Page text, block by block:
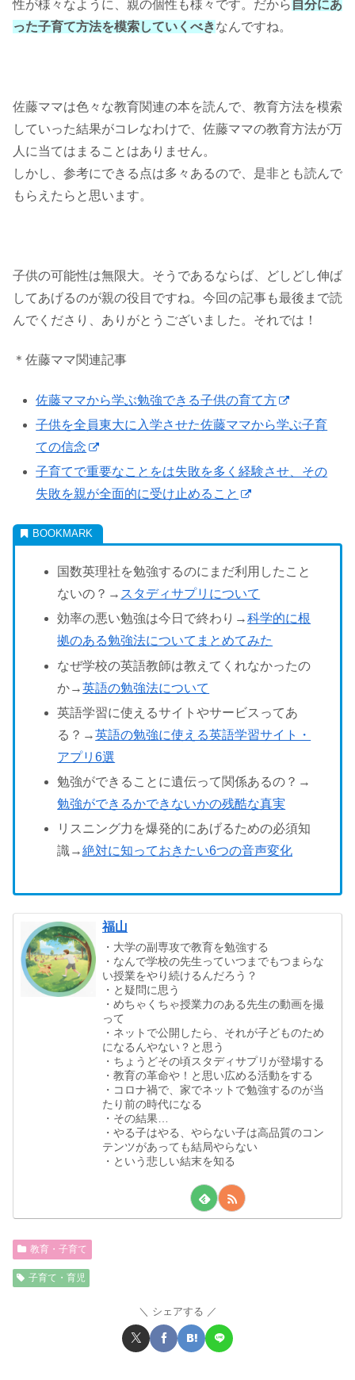
性が様々なように、親の個性も様々です。だから 自分にあ
った子育て方法を模索していくべきなんですね。
佐藤ママは色々な教育関連の本を読んで、教育方法を模索
していった結果がコレなわけで、佐藤ママの教育方法が万
人に当てはまることはありません。
しかし、参考にできる点は多々あるので、是非とも読んで
もらえたらと思います。
子供の可能性は無限大。そうであるならば、どしどし伸ば
してあげるのが親の役目ですね。今回の記事も最後まで読
んでくださり、ありがとうございました。それでは！
＊佐藤ママ関連記事
佐藤ママから学ぶ勉強できる子供の育て方
子供を全員東大に入学させた佐藤ママから学ぶ子育
ての信念
子育てで重要なことをは失敗を多く経験させ、その
失敗を親が全面的に受け止めること
国数英理社を勉強するのにまだ利用したこと
ないの？→ スタディサプリについて
効率の悪い勉強は今日で終わり→科学的に根
拠のある勉強法についてまとめてみた
なぜ学校の英語教師は教えてくれなかったの
か→英語の勉強法について
英語学習に使えるサイトやサービスってあ
る？→英語の勉強に使える英語学習サイト・
アプリ6選
勉強ができることに遺伝って関係あるの？→
勉強ができるかできないかの残酷な真実
リスニング力を爆発的にあげるための必須知
識→絶対に知っておきたい6つの音声変化
福山
・大学の副専攻で教育を勉強する
・なんで学校の先生っていつまでもつまらな
い授業をやり続けるんだろう？
・と疑問に思う
・めちゃくちゃ授業力のある先生の動画を撮
って
・ネットで公開したら、それが子どものため
になるんやない？と思う
・ちょうどその頃スタディサプリが登場する
・教育の革命や！と思い広める活動をする
・コロナ禍で、家でネットで勉強するのが当
たり前の時代になる
・その結果…
・やる子はやる、やらない子は高品質のコン
テンツがあっても結局やらない
・という悲しい結末を知る
教育・子育て
子育て・育児
シェアする